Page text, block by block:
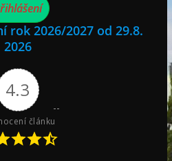
rok 2026/2027 od 29.8.
2026
4.3
článku